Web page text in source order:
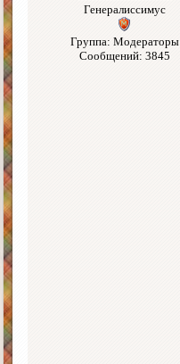
Генералиссимус
Группа: Модераторы
Сообщений: 3845